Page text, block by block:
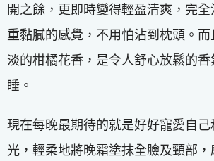
開之餘，更即時變得輕盈清爽，完
重黏膩的感覺，不用怕沾到枕頭。
淡的柑橘花香，是令人舒心放鬆的香
睡。
現在每晚最期待的就是好好寵愛自
光，輕柔地將晚霜塗抹全臉及頸部，